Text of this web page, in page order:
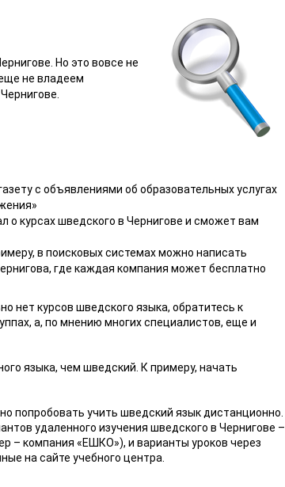
Но это вовсе не
не владеем
с объявлениями об образовательных услугах
о курсах шведского в Чернигове и сможет вам
в поисковых системах можно написать
где каждая компания может бесплатно
нет курсов шведского языка, обратитесь к
а, по мнению многих специалистов, еще и
языка, чем шведский. К примеру, начать
попробовать учить шведский язык дистанционно.
удаленного изучения шведского в Чернигове –
– компания «ЕШКО»), и варианты уроков через
на сайте учебного центра.